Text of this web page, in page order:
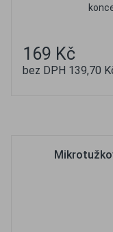
169 Kč
bez DPH 139,70